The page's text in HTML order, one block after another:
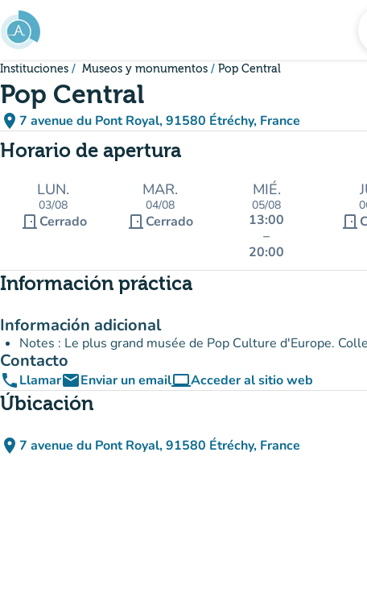
Ir al contenido principal
Instituciones Museos y monumentos Pop Central
Pop Central
place 7 avenue du Pont Royal, 91580 Étréchy, France
(abrir en Google Maps)
(nueva pestaña)
Horario de apertura
LUN.
03/08
door_front Cerrado
MAR.
04/08
door_front Cerrado
MIÉ.
05/08
13:00
–
20:00
door_front
Información práctica
Información adicional
Notes : Le plus grand musée de Pop Culture d'Europe.
Contacto
phoneLlamaremailEnviar un emailcomputerAcceder al sitio web
(nueva pestaña)
Úbicación
place 7 avenue du Pont Royal, 91580 Étréchy, France
(abrir en Google Maps)
(nueva pestaña)